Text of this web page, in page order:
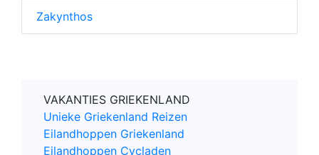
Zakynthos
VAKANTIES GRIEKENLAND
Unieke Griekenland Reizen
Eilandhoppen Griekenland
Eilandhoppen Cycladen